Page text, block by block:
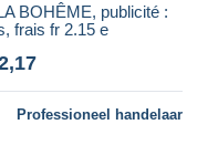
BOHÊME, publicité :
frais fr 2.15 e
Professioneel handelaar